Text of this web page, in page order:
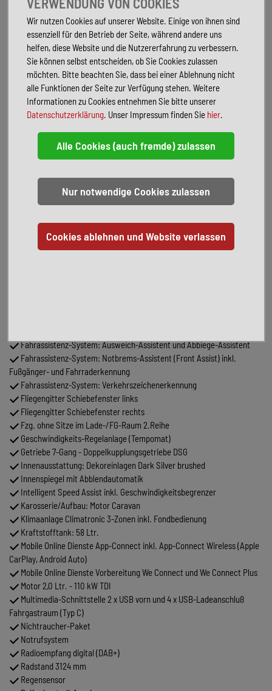
Lackierung: 2-Farben-Lackierung Indiumgrau Metallic / Deep Black
Perleffekt
Lenkrad heizbar (Leder) mit Multifunktion und Schaltfunktion
LM-Felgen 8x19 (Halmstadt, schwarz glanzgedreht)
Markise (Gehäuse und Markisenleisten schwarz, rechts)
Mobiltelefon Schnittstelle Comfort mit kabelloser Ladefunktion
Park-Paket Advanced
Schiebetüren Lade-/Fahrgastraum links/rechts, elektr. betätigt Easy
Open (sensorgesteuert)
Schließ-/Startsystem Keyless Advanced mit Safesicherung
Sitzbezug / Polsterung: ArtVelours / Kunstleder
Sommerküche mit Außenklapptisch und 230V Steckdose,
Standheizung für Dauerbetrieb und Standheizung für
Frontscheibenenteisung mit Fernbedienung
VW-Anschlussgarantie3 Jahre
Serienausstattung:
Airbag Fahrer-/Beifahrerseite, Beifahrerairbag abschaltbar
Fahrassistenz-System: Ausweich-Assistent und Abbiege-Assistent
Fahrassistenz-System: Notbrems-Assistent (Front Assist) inkl.
Fußgänger- und Fahrraderkennung
Fahrassistenz-System: Verkehrszeichenerkennung
Fliegengitter Schiebefenster links
Fliegengitter Schiebefenster rechts
Fzg. ohne Sitze im Lade-/FG-Raum 2.Reihe
Geschwindigkeits-Regelanlage (Tempomat)
Getriebe 7-Gang - Doppelkupplungsgetriebe DSG
Innenausstattung: Dekoreinlagen Dark Silver brushed
Innenspiegel mit Abblendautomatik
Intelligent Speed Assist inkl. Geschwindigkeitsbegrenzer
Karosserie/Aufbau: Motor Caravan
Klimaanlage Climatronic 3-Zonen inkl. Fondbedienung
Kraftstofftank: 58 Ltr.
Mobile Online Dienste App-Connect inkl. App-Connect Wireless (Apple
CarPlay, Android Auto)
Mobile Online Dienste Vorbereitung We Connect und We Connect Plus
Motor 2,0 Ltr. - 110 kW TDI
Multimedia-Schnittstelle 2 x USB vorn und 4 x USB-Ladeanschluß
Fahrgastraum (Typ C)
Nichtraucher-Paket
Notrufsystem
Radioempfang digital (DAB+)
Radstand 3124 mm
Regensensor
Wir nutzen Cookies auf unserer Website. Einige von ihnen sind
essenziell für den Betrieb der Seite, während andere uns
helfen, diese Website und die Nutzererfahrung zu verbessern.
Sie können selbst entscheiden, ob Sie Cookies zulassen
möchten. Bitte beachten Sie, dass bei einer Ablehnung nicht
alle Funktionen der Seite zur Verfügung stehen. Weitere
Informationen zu Cookies entnehmen Sie bitte unserer
Datenschutzerklärung. Unser Impressum finden Sie hier.